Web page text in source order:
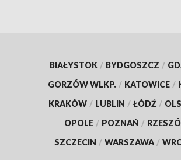
BIAŁYSTOK / BYDGOSZCZ /
GORZÓW WLKP. / KATOWICE /
KRAKÓW / LUBLIN / ŁÓDŹ /
OPOLE / POZNAŃ /
SZCZECIN / WARSZAWA /